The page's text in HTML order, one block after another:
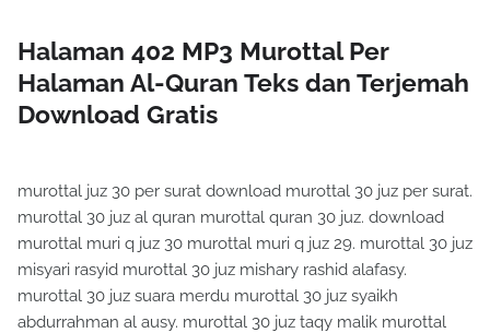
Halaman 402 MP3 Murottal Per
Halaman Al-Quran Teks dan Terjemah
Download Gratis
murottal juz 30 per surat download murottal 30 juz per surat.
murottal 30 juz al quran murottal quran 30 juz. download
murottal muri q juz 30 murottal muri q juz 29. murottal 30 juz
misyari rasyid murottal 30 juz mishary rashid alafasy.
murottal 30 juz suara merdu murottal 30 juz syaikh
abdurrahman al ausy. murottal 30 juz taqy malik murottal